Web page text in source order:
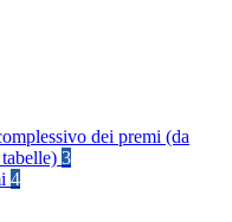
dei premi (da
3
4